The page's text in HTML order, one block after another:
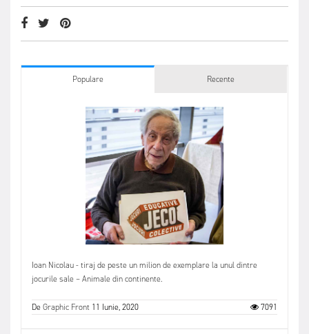
Populare Recente
Ioan Nicolau - tiraj de peste un milion de exemplare la unul dintre
jocurile sale – Animale din continente.
DeGraphic Front 11 Iunie, 2020 7091